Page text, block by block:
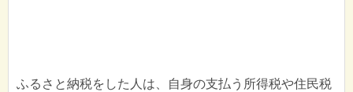
ふるさと納税をした人は、自身の支払う所得税や住民税